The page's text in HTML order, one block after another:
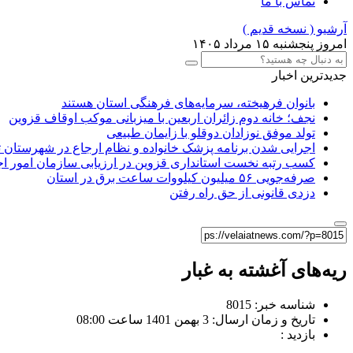
آرشیو ( نسخه قدیم )
امروز پنجشنبه ۱۵ مرداد ۱۴۰۵
جدیدترین اخبار
بانوان فرهیخته، سرمایه‌های فرهنگی استان هستند
نجف؛ خانه دوم زائران اربعین با میزبانی موکب اوقاف قزوین
تولد موفق نوزادان دوقلو با زایمان طبیعی
اجرایی شدن برنامه پزشک خانواده و نظام ارجاع در شهرستان
کسب رتبه نخست استانداری قزوین در ارزیابی سازمان امور
صرفه‌جویی ۵۶ میلیون کیلووات‌ ساعت برق در استان
دزدی قانونی از حق راه رفتن
ریه‌های آغشته به غبار
شناسه خبر: 8015
تاریخ و زمان ارسال: 3 بهمن 1401 ساعت 08:00
بازدید :